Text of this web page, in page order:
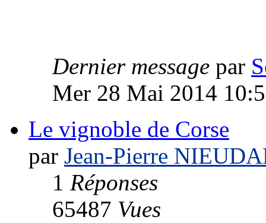
Dernier message par
Mer 28 Mai 2014
Le vignoble de Corse
par Jean-Pierre
1 Réponses
65487 Vues